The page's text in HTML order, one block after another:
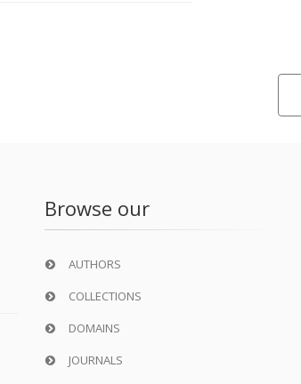
Browse our
AUTHORS
COLLECTIONS
DOMAINS
JOURNALS